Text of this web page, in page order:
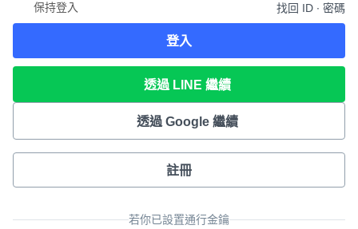
保持登入 找回 ID ∙ 密碼
登入
透過 LINE 繼續
透過 Google 繼續
註冊
若你已設置通行金鑰